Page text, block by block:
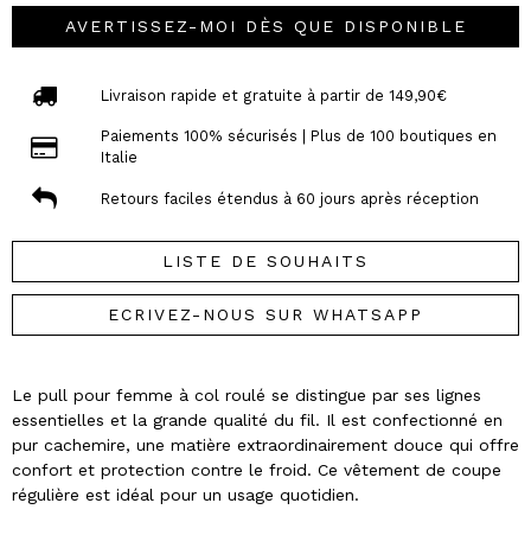
AVERTISSEZ-MOI DÈS QUE DISPONIBLE
Livraison rapide et gratuite à partir de 149,90€
Paiements 100% sécurisés | Plus de 100 boutiques en
Italie
Retours faciles étendus à 60 jours après réception
LISTE DE SOUHAITS
ECRIVEZ-NOUS SUR WHATSAPP
Le pull pour femme à col roulé se distingue par ses lignes
essentielles et la grande qualité du fil. Il est confectionné en
pur cachemire, une matière extraordinairement douce qui offre
confort et protection contre le froid. Ce vêtement de coupe
régulière est idéal pour un usage quotidien.